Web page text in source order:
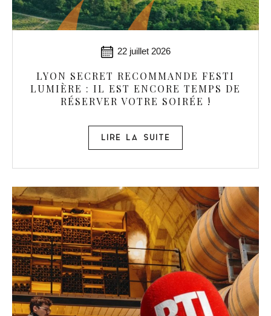
22 juillet 2026
LYON SECRET RECOMMANDE FESTI
LUMIÈRE : IL EST ENCORE TEMPS DE
RÉSERVER VOTRE SOIRÉE !
LIRE LA SUITE